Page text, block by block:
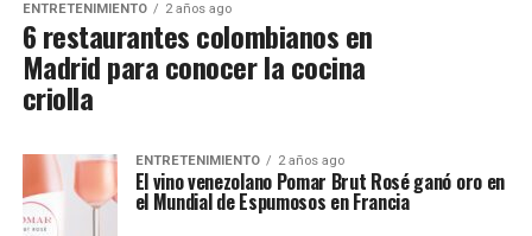
ENTRETENIMIENTO 2 años ago
6 restaurantes colombianos en
Madrid para conocer la cocina
criolla
ENTRETENIMIENTO 2 años ago
El vino venezolano Pomar Brut Rosé ganó oro en
el Mundial de Espumosos en Francia